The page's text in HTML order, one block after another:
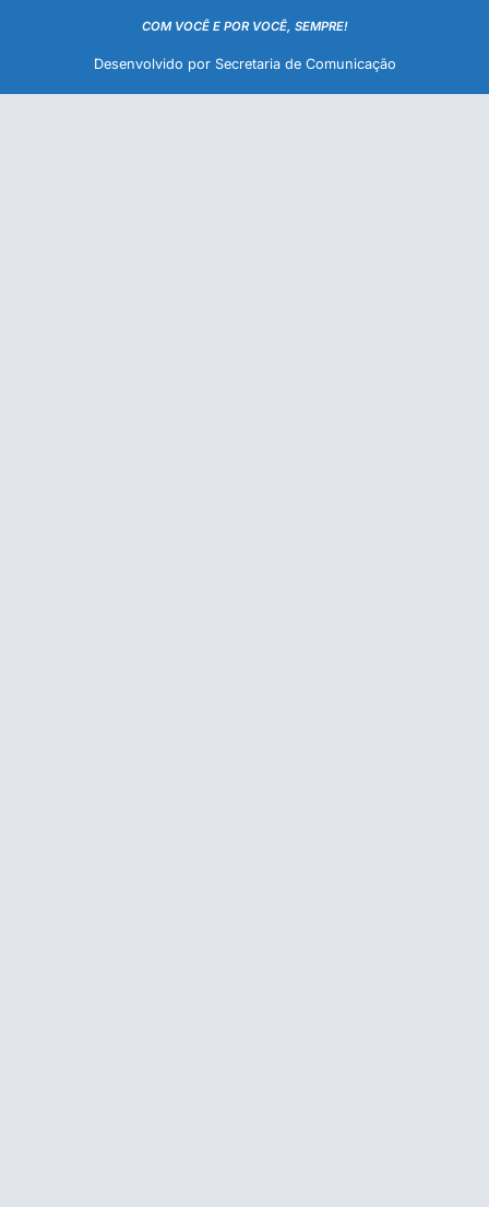
COM VOCÊ E POR VOCÊ, SEMPRE!
Desenvolvido por Secretaria de Comunicação